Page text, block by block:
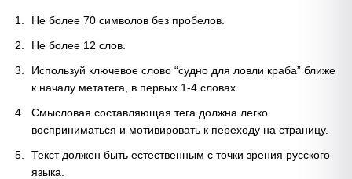
Не более 70 символов без пробелов.
Не более 12 слов.
Используй ключевое слово “судно для ловли краба” ближе
к началу метатега, в первых 1-4 словах.
Смысловая составляющая тега должна легко
восприниматься и мотивировать к переходу на страницу.
Текст должен быть естественным с точки зрения русского
языка.